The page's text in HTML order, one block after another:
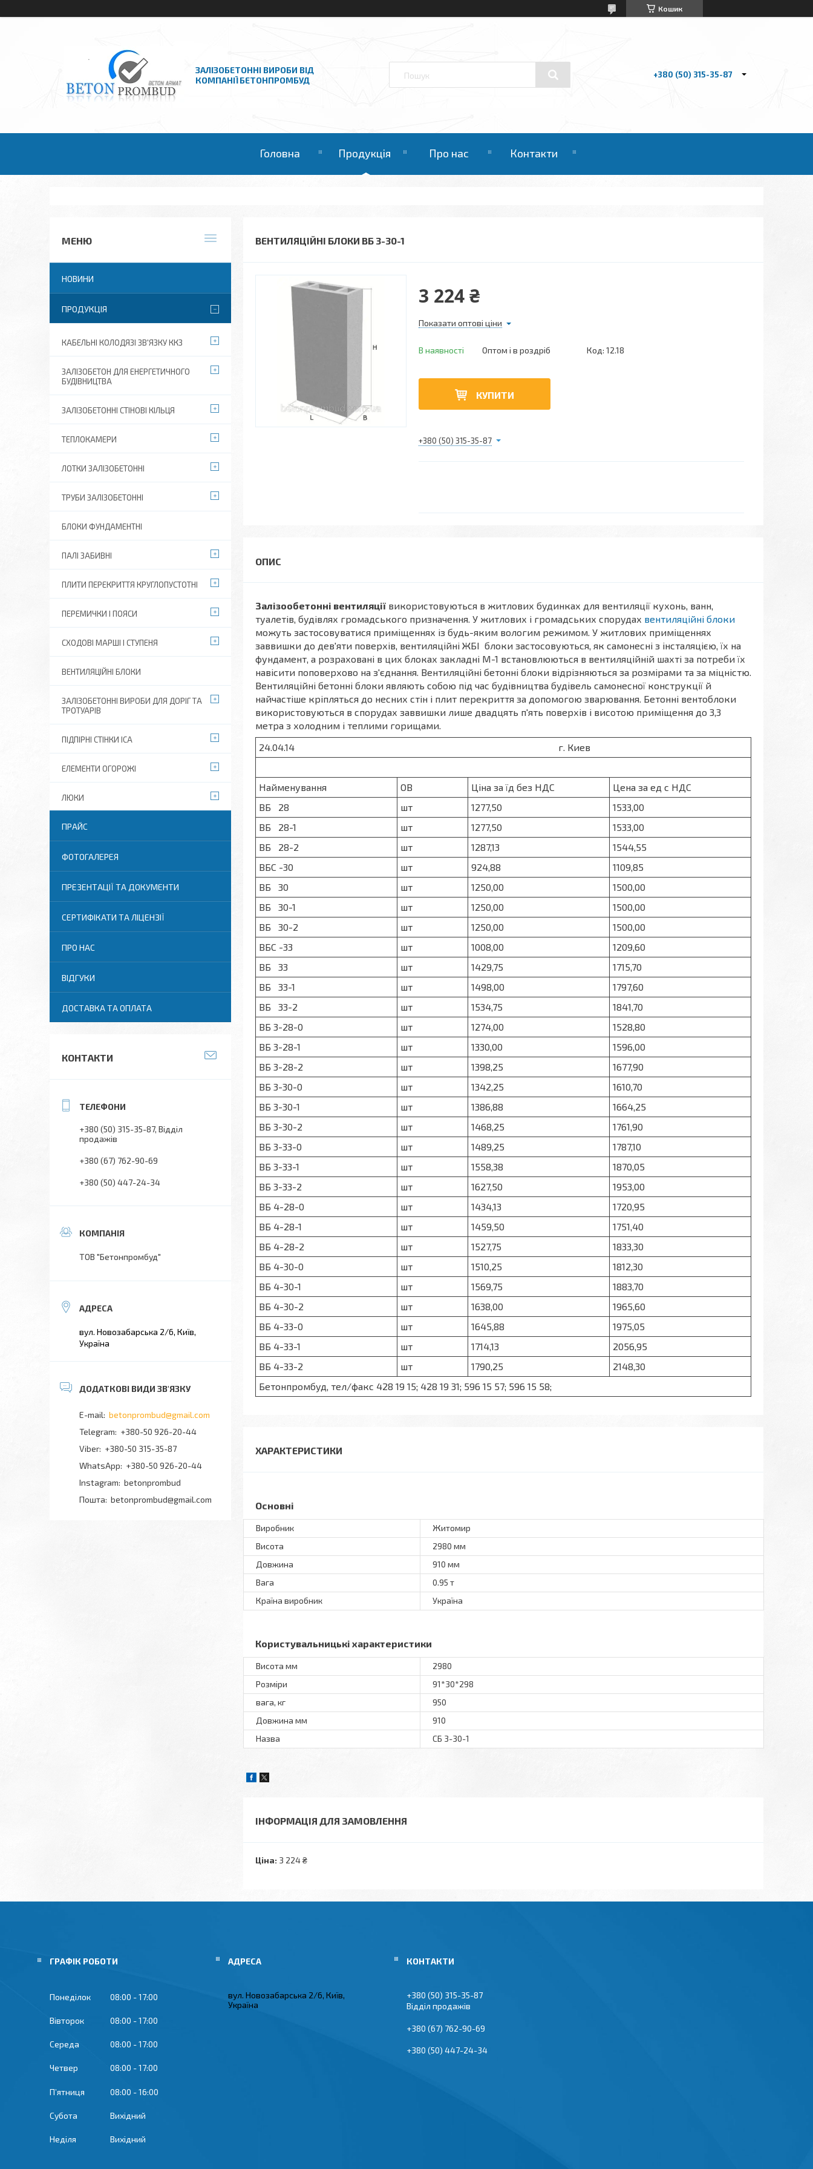
Кошик
ЗАЛІЗОБЕТОННІ ВИРОБИ ВІД
КОМПАНІЇ БЕТОНПРОМБУД
+380 (50) 315-35-87
Головна Продукція Про нас Контакти
ВЕНТИЛЯЦІЙНІ БЛОКИ ВБ 3-30-1
3 224 ₴
Показати оптові ціни
В наявності Оптом і в роздріб Код: 12.18
КУПИТИ
+380 (50) 315-35-87
Залізообетонні вентиляції використовуються в житлових будинках для вентиляції кухонь, ванн,
туалетів, будівлях громадського призначення. У житлових і громадських спорудах вентиляційні блоки
можуть застосовуватися приміщеннях із будь-яким вологим режимом. У житлових приміщеннях
заввишки до дев'яти поверхів, вентиляційні ЖБІ блоки застосовуються, як самонесні з інсталяцією, їх на
фундамент, а розраховані в цих блоках закладні М-1 встановлюються в вентиляційній шахті за потреби їх
навісити поповерхово на з'єднання. Вентиляційні бетонні блоки відрізняються за розмірами та за міцністю.
Вентиляційні бетонні блоки являють собою під час будівництва будівель самонесної конструкції й
найчастіше кріпляться до несних стін і плит перекриття за допомогою зварювання. Бетонні вентоблоки
використовуються в спорудах заввишки лише двадцять п'ять поверхів і висотою приміщення до 3,3
метра з холодним і теплими горищами.
24.04.14 г. Киев
Найменування ОВ Ціна за їд без НДС
Цена за ед с НДС
ВБ 28
шт 1277,50
1533,00
ВБ 28-1
шт 1277,50
1533,00
ВБ 28-2
шт 1287,13
1544,55
ВБС -30
шт 924,88
1109,85
ВБ 30
шт 1250,00
1500,00
ВБ 30-1
шт 1250,00
1500,00
ВБ 30-2
шт 1250,00
1500,00
ВБС -33
шт 1008,00
1209,60
ВБ 33
шт 1429,75
1715,70
ВБ 33-1
шт 1498,00
1797,60
ВБ 33-2
шт 1534,75
1841,70
ВБ 3-28-0
шт 1274,00
1528,80
ВБ 3-28-1
шт 1330,00
1596,00
ВБ 3-28-2
шт 1398,25
1677,90
ВБ 3-30-0
шт 1342,25
1610,70
ВБ 3-30-1
шт 1386,88
1664,25
ВБ 3-30-2
шт 1468,25
1761,90
ВБ 3-33-0
шт 1489,25
1787,10
ВБ 3-33-1
шт 1558,38
1870,05
ВБ 3-33-2
шт 1627,50
1953,00
ВБ 4-28-0
шт 1434,13
1720,95
ВБ 4-28-1
шт 1459,50
1751,40
ВБ 4-28-2
шт 1527,75
1833,30
ВБ 4-30-0
шт 1510,25
1812,30
ВБ 4-30-1
шт 1569,75
1883,70
ВБ 4-30-2
шт 1638,00
1965,60
ВБ 4-33-0
шт 1645,88
1975,05
ВБ 4-33-1
шт 1714,13
2056,95
ВБ 4-33-2
шт 1790,25
2148,30
Бетонпромбуд, тел/факс 428 19 15; 428 19 31; 596 15 57; 596 15 58;
ХАРАКТЕРИСТИКИ
Основні
Виробник
Житомир
Висота
2980 мм
Довжина
910 мм
Вага
0.95 т
Країна виробник
Україна
Користувальницькі характеристики
Висота мм
2980
Розміри
91*30*298
вага, кг
950
Довжина мм
910
Назва
СБ 3-30-1
ІНФОРМАЦІЯ ДЛЯ ЗАМОВЛЕННЯ
Ціна: 3 224 ₴
НОВИНИ
ПРОДУКЦІЯ
КАБЕЛЬНІ КОЛОДЯЗІ ЗВ'ЯЗКУ ККЗ
ЗАЛІЗОБЕТОН ДЛЯ ЕНЕРГЕТИЧНОГО
БУДІВНИЦТВА
ЗАЛІЗОБЕТОННІ СТІНОВІ КІЛЬЦЯ
ТЕПЛОКАМЕРИ
ЛОТКИ ЗАЛІЗОБЕТОННІ
ТРУБИ ЗАЛІЗОБЕТОННІ
БЛОКИ ФУНДАМЕНТНІ
ПАЛІ ЗАБИВНІ
ПЛИТИ ПЕРЕКРИТТЯ КРУГЛОПУСТОТНІ
ПЕРЕМИЧКИ І ПОЯСИ
СХОДОВІ МАРШІ І СТУПЕНЯ
ВЕНТИЛЯЦІЙНІ БЛОКИ
ЗАЛІЗОБЕТОННІ ВИРОБИ ДЛЯ ДОРІГ ТА
ТРОТУАРІВ
ПІДПІРНІ СТІНКИ ІСА
ЕЛЕМЕНТИ ОГОРОЖІ
ЛЮКИ
ПРАЙС
ФОТОГАЛЕРЕЯ
ПРЕЗЕНТАЦІЇ ТА ДОКУМЕНТИ
СЕРТИФІКАТИ ТА ЛІЦЕНЗІЇ
ПРО НАС
ВІДГУКИ
ДОСТАВКА ТА ОПЛАТА
КОНТАКТИ
+380 (50) 315-35-87 Відділ
продажів
+380 (67) 762-90-69
+380 (50) 447-24-34
ТОВ "Бетонпромбуд"
вул. Новозабарська 2/6, Київ,
Україна
betonprombud@gmail.com
+380-50 926-20-44
+380-50 315-35-87
+380-50 926-20-44
Instagram betonprombud
Пошта betonprombud@gmail.com
ГРАФІК РОБОТИ
Понеділок 08:00 17:00
Вівторок 08:00 17:00
Середа 08:00 17:00
Четвер 08:00 17:00
Пʼятниця 08:00 16:00
Субота Вихідний
Неділя Вихідний
вул. Новозабарська 2/6, Київ,
Україна
+380 (50) 315-35-87
Відділ продажів
+380 (67) 762-90-69
+380 (50) 447-24-34